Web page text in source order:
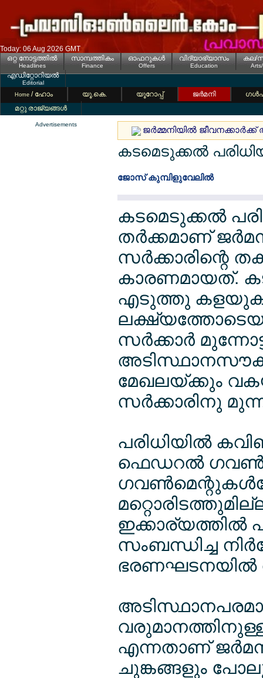
Today: 06 Aug 2026 GMT
ഒറ്റ നോട്ടത്തില്‍
Headlines
സാമ്പത്തികം
Finance
ഓഫറുകള്‍
Offers
വിദ്യാഭ്യാസം
Education
കല/
എഡിറ്റോറിയല്‍
Editorial
Home / ഹോം യൂ.കെ. യൂറോപ്പ് ജര്‍മനി
മറ്റു രാജ്യങ്ങള്‍
Advertisements
ജര്‍മ്മനിയില്‍
കടമെടുക്കല്‍
ജോസ് കുമ്പിളുവേലില്‍
കടമെടുക്കല്‍
തര്‍ക്കമാണ്
സര്‍ക്കാരിന്റെ
കാരണമായത്.
എടുത്തു കളയുക
സര്‍ക്കാര്‍
മേഖലയ്ക്കും
സര്‍ക്കാരിനു
പരിധിയില്‍
ഫെഡറല്‍
ഇക്കാര്യത്തില്‍
സംബന്ധിച്ച
ഭരണഘടനയില്‍
എന്നതാണ്
ചുങ്കങ്ങളും